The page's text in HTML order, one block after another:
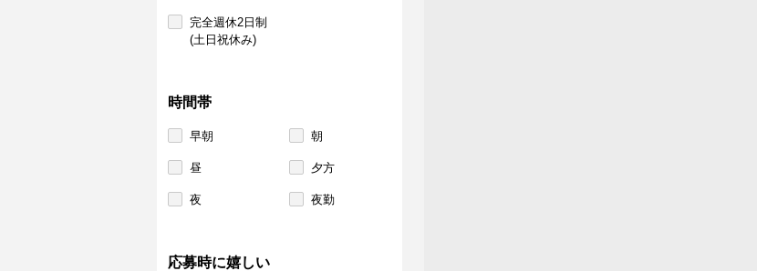
完全週休2日制
(土日祝休み)
時間帯
早朝 朝
昼 夕方
夜 夜勤
応募時に嬉しい